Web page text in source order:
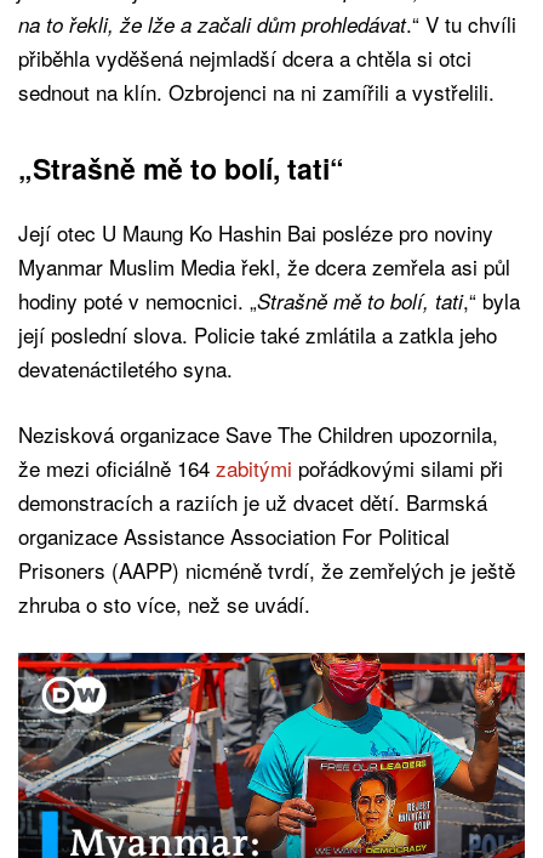
na to řekli, že lže a začali dům prohledávat.“ V tu chvíli
přiběhla vyděšená nejmladší dcera a chtěla si otci
sednout na klín. Ozbrojenci na ni zamířili a vystřelili.
„Strašně mě to bolí, tati“
Její otec U Maung Ko Hashin Bai posléze pro noviny
Myanmar Muslim Media řekl, že dcera zemřela asi půl
hodiny poté v nemocnici. „Strašně mě to bolí, tati,“ byla
její poslední slova. Policie také zmlátila a zatkla jeho
devatenáctiletého syna.
Nezisková organizace Save The Children upozornila,
že mezi oficiálně 164 zabitými pořádkovými silami při
demonstracích a raziích je už dvacet dětí. Barmská
organizace Assistance Association For Political
Prisoners (AAPP) nicméně tvrdí, že zemřelých je ještě
zhruba o sto více, než se uvádí.